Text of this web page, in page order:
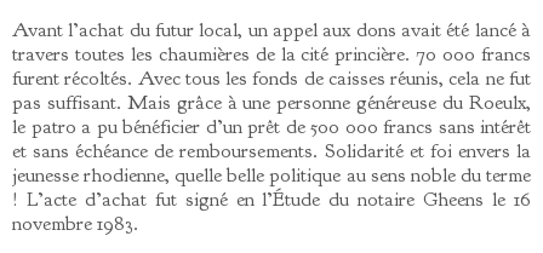
Avant l’achat du futur local, un appel aux dons avait été lancé à
travers toutes les chaumières de la cité princière. 70 000 francs
furent récoltés. Avec tous les fonds de caisses réunis, cela ne fut
pas suffisant. Mais grâce à une personne généreuse du Roeulx,
le patro a pu bénéficier d’un prêt de 500 000 francs sans intérêt
et sans échéance de remboursements. Solidarité et foi envers la
jeunesse rhodienne, quelle belle politique au sens noble du terme
! L’acte d’achat fut signé en l’Étude du notaire Gheens le 16
novembre 1983.